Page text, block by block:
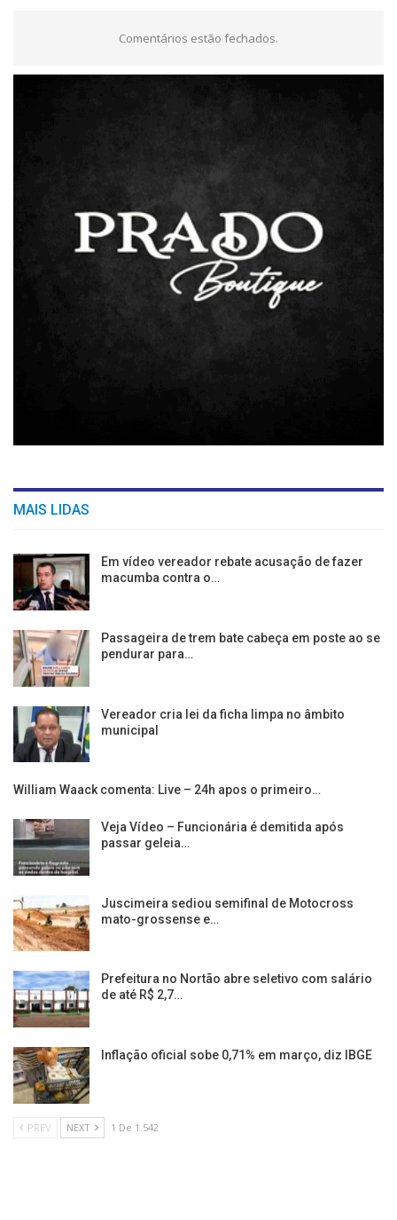
Comentários estão fechados.
MAIS LIDAS
Em vídeo vereador rebate acusação de fazer
macumba contra o…
Passageira de trem bate cabeça em poste ao se
pendurar para…
Vereador cria lei da ficha limpa no âmbito
municipal
William Waack comenta: Live – 24h apos o primeiro…
Veja Vídeo – Funcionária é demitida após
passar geleia…
Juscimeira sediou semifinal de Motocross
mato-grossense e…
Prefeitura no Nortão abre seletivo com salário
de até R$ 2,7…
Inflação oficial sobe 0,71% em março, diz IBGE
PREV NEXT 1 De 1.542